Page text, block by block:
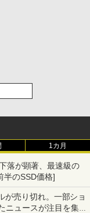
1カ月
落が顕著、最速級の
半のSSD価格]
売り切れ。一部ショ
ュースが注目を集め